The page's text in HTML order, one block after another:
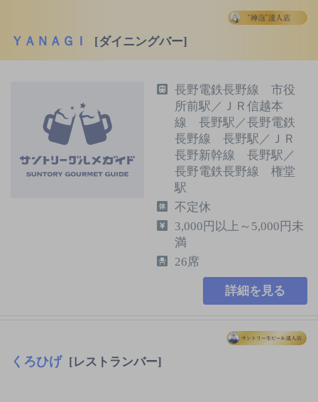
ＹＡＮＡＧＩ [ダイニングバー]
長野電鉄長野線 市役
所前駅／ＪＲ信越本
線 長野駅／長野電鉄
長野線 長野駅／ＪＲ
長野新幹線 長野駅／
長野電鉄長野線 権堂
駅
不定休
3,000円以上～5,000円未
満
26席
詳細を見る
くろひげ [レストランバー]